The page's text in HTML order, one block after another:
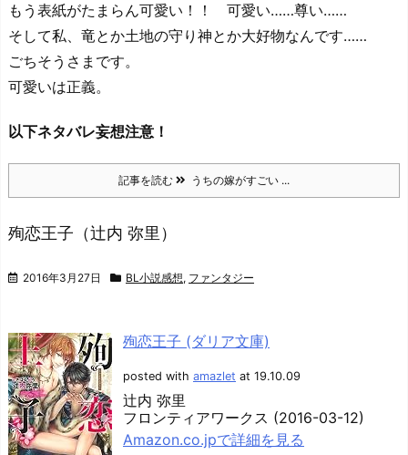
もう表紙がたまらん可愛い！！ 可愛い……尊い……
そして私、竜とか土地の守り神とか大好物なんです……
ごちそうさまです。
可愛いは正義。
以下ネタバレ妄想注意！
記事を読む うちの嫁がすごい ...
殉恋王子（辻内 弥里）
2016年3月27日 BL小説感想, ファンタジー
殉恋王子 (ダリア文庫)
posted with amazlet at 19.10.09
辻内 弥里
フロンティアワークス (2016-03-12)
Amazon.co.jpで詳細を見る